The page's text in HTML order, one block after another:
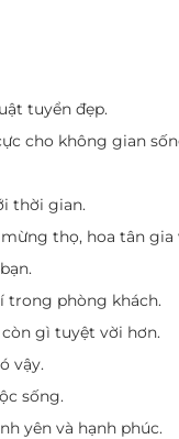
tuyển đẹp.
cho không gian
thời gian.
thọ, hoa tân
trong phòng khách.
gì tuyệt vời hơn.
vậy.
sống.
yên và hạnh phúc.